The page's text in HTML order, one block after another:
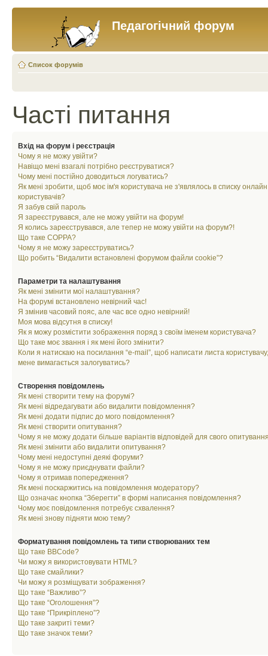
Педагогічний форум
Список форумів
Часті питання
Вхід на форум і реєстрація
Чому я не можу увійти?
Навіщо мені взагалі потрібно реєструватися?
Чому мені постійно доводиться логуватись?
Як мені зробити, щоб моє ім'я користувача не з'являлось в списку онлайн
користувачів?
Я забув свій пароль
Я зареєструвався, але не можу увійти на форум!
Я колись зареєструвався, але тепер не можу увійти на форум?!
Що таке COPPA?
Чому я не можу зареєструватись?
Що робить “Видалити встановлені форумом файли cookie”?
Параметри та налаштування
Як мені змінити мої налаштування?
На форумі встановлено невірний час!
Я змінив часовий пояс, але час все одно невірний!
Моя мова відсутня в списку!
Як я можу розмістити зображення поряд з своїм іменем користувача?
Що таке моє звання і як мені його змінити?
Коли я натискаю на посилання “e-mail”, щоб написати листа користувачу,
мене вимагається залогуватись?
Створення повідомлень
Як мені створити тему на форумі?
Як мені відредагувати або видалити повідомлення?
Як мені додати підпис до мого повідомлення?
Як мені створити опитування?
Чому я не можу додати більше варіантів відповідей для свого
Як мені змінити або видалити опитування?
Чому мені недоступні деякі форуми?
Чому я не можу приєднувати файли?
Чому я отримав попередження?
Як мені поскаржитись на повідомлення модератору?
Що означає кнопка “Зберегти” в формі написання повідомлення?
Чому моє повідомлення потребує схвалення?
Як мені знову підняти мою тему?
Форматування повідомлень та типи створюваних тем
Що таке BBCode?
Чи можу я використовувати HTML?
Що таке смайлики?
Чи можу я розміщувати зображення?
Що таке “Важливо”?
Що таке “Оголошення”?
Що таке “Прикріплено”?
Що таке закриті теми?
Що таке значок теми?